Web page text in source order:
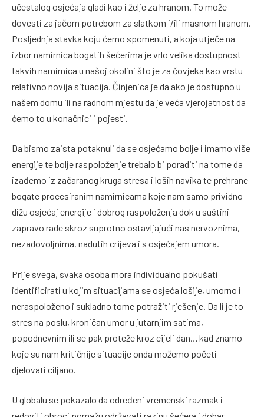
učestalog osjećaja gladi kao i želje za hranom. To može
dovesti za jačom potrebom za slatkom i/ili masnom hranom.
Posljednja stavka koju ćemo spomenuti, a koja utječe na
izbor namirnica bogatih šećerima je vrlo velika dostupnost
takvih namirnica u našoj okolini što je za čovjeka kao vrstu
relativno novija situacija. Činjenica je da ako je dostupno u
našem domu ili na radnom mjestu da je veća vjerojatnost da
ćemo to u konačnici i pojesti.
Da bismo zaista potaknuli da se osjećamo bolje i imamo više
energije te bolje raspoloženje trebalo bi poraditi na tome da
izađemo iz začaranog kruga stresa i loših navika te prehrane
bogate procesiranim namirnicama koje nam samo prividno
dižu osjećaj energije i dobrog raspoloženja dok u suštini
zapravo rade skroz suprotno ostavljajući nas nervoznima,
nezadovoljnima, nadutih crijeva i s osjećajem umora.
Prije svega, svaka osoba mora individualno pokušati
identificirati u kojim situacijama se osjeća lošije, umorno i
neraspoloženo i sukladno tome potražiti rješenje. Da li je to
stres na poslu, kroničan umor u jutarnjim satima,
popodnevnim ili se pak proteže kroz cijeli dan… kad znamo
koje su nam kritičnije situacije onda možemo početi
djelovati ciljano.
U globalu se pokazalo da određeni vremenski razmak i